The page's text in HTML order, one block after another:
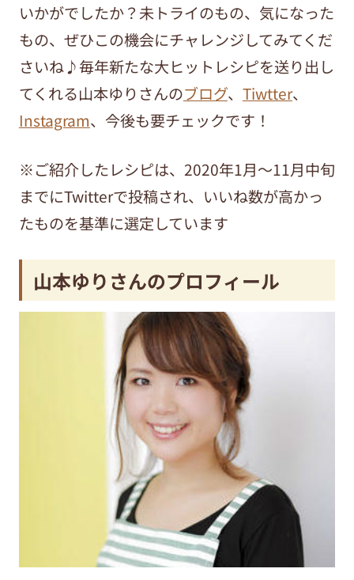
いかがでしたか？未トライのもの、気になった
もの、ぜひこの機会にチャレンジしてみてくだ
さいね♪毎年新たな大ヒットレシピを送り出し
てくれる山本ゆりさんのブログ、 Tiwtter、
Instagram、今後も要チェックです！
※ご紹介したレシピは、2020年1月～11月中旬
までにTwitterで投稿され、いいね数が高かっ
たものを基準に選定しています
山本ゆりさんのプロフィール